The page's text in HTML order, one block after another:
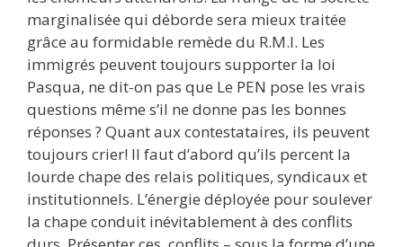
marginalisée qui déborde sera mieux traitée
grâce au formidable remède du R.M.I. Les
immigrés peuvent toujours supporter la loi
Pasqua, ne dit-on pas que Le PEN pose les vrais
questions même s’il ne donne pas les bonnes
réponses ? Quant aux contestataires, ils peuvent
toujours crier! Il faut d’abord qu’ils percent la
lourde chape des relais politiques, syndicaux et
institutionnels. L’énergie déployée pour soulever
la chape conduit inévitablement à des conflits